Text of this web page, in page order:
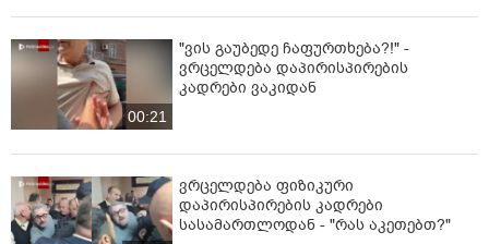
00:21
"ვის გაუბედე ჩაფურთხება?!" -
ვრცელდება დაპირისპირების
კადრები ვაკიდან
ვრცელდება ფიზიკური
დაპირისპირების კადრები
სასამართლოდან - "რას აკეთებთ?"